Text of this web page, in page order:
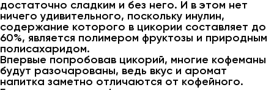
достаточно сладким и без него. И в этом нет
ничего удивительного, поскольку инулин,
содержание которого в цикории составляет до
60%, является полимером фруктозы и природным
полисахаридом.
Впервые попробовав цикорий, многие кофеманы
будут разочарованы, ведь вкус и аромат
напитка заметно отличаются от кофейного.